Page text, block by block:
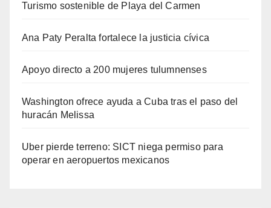
Turismo sostenible de Playa del Carmen
Ana Paty Peralta fortalece la justicia cívica
Apoyo directo a 200 mujeres tulumnenses
Washington ofrece ayuda a Cuba tras el paso del
huracán Melissa
Uber pierde terreno: SICT niega permiso para
operar en aeropuertos mexicanos